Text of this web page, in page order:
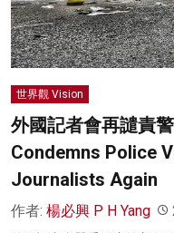
世界觀 Vision
外國記者會再譴責
Condemns Police
Journalists Again
作者: 楊必興 P H Yang